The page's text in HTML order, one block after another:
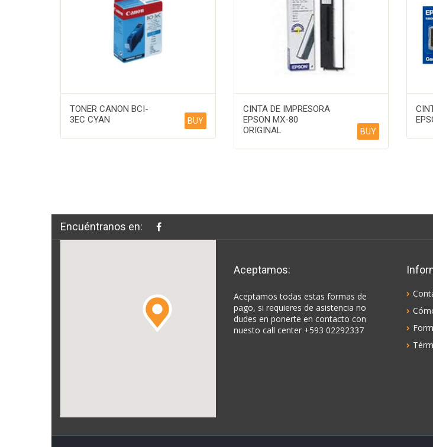
TONER CANON BCI-
3EC CYAN
BUY
CINTA DE IMPRESORA
EPSON MX-80
ORIGINAL
BUY
Encuéntranos en:
Aceptamos:
Aceptamos todas estas formas de
pago, si requieres de asistencia no
dudes en ponerte en contacto con
nuesto call center +593 02292337